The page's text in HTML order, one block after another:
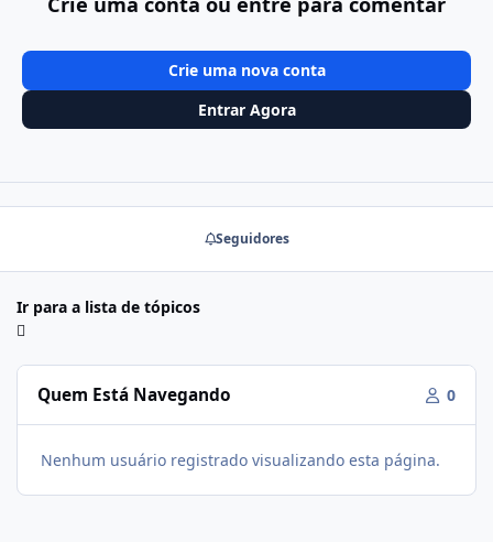
Crie uma nova conta
Entrar Agora
Seguidores
Ir para a lista de tópicos
Quem Está Navegando 0
Nenhum usuário registrado visualizando esta página.